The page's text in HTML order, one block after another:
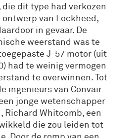
dit type had verkozen
ontwerp van Lockheed,
in gevaar. De
weerstand was te
J-57 motor (uit
had te weinig vermogen
te overwinnen. Tot
ingenieurs van Convair
jonge wetenschapper
Richard Whitcomb, een
die zou leiden tot